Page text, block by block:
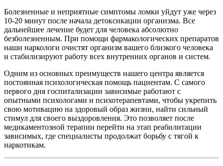
Болезненные и неприятные симптомы ломки уйдут уже через
10-20 минут после начала детоксикации организма. Все
дальнейшее лечение будет для человека абсолютно
безболезненным. При помощи фармакологических препаратов
наши наркологи очистят организм вашего близкого человека
и стабилизируют работу всех внутренних органов и систем.
Одним из основных преимуществ нашего центра является
постоянная психологическая помощь пациентам. С самого
первого дня госпитализации зависимые работают с
опытными психологами и психотерапевтами, чтобы укрепить
свою мотивацию на здоровый образ жизни, найти сильный
стимул для своего выздоровления. Это позволяет после
медикаментозной терапии перейти на этап реабилитации
зависимых, где специалисты продолжат борьбу с тягой к
наркотикам.